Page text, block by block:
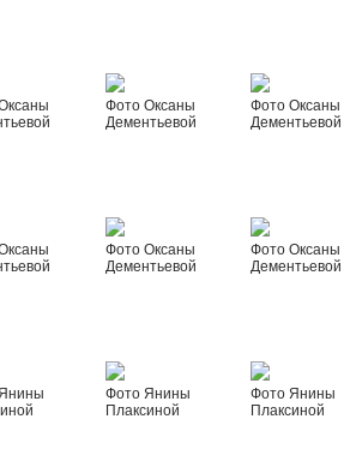
Фото Оксаны
Дементьевой
Фото Оксаны
Дементьевой
Фото Оксаны
Дементьевой
Фото Оксаны
Дементьевой
Фото Янины
Плаксиной
Фото Янины
Плаксиной